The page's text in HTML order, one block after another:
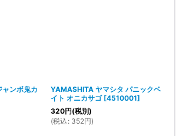
ャンボ鬼カ
YAMASHITA ヤマシタ パニックベ
イト オニカサゴ [4510001]
320円(税別)
(税込 : 352円)